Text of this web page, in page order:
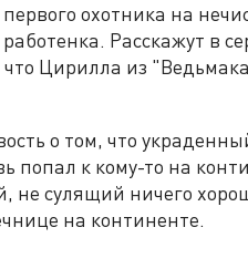
охотника на
Расскажут в
Цирилла из
о том, что
к кому-то на
не сулящий ничего
на континенте.